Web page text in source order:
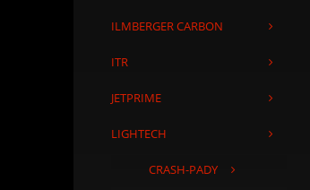
ILMBERGER CARBON
ITR
JETPRIME
LIGHTECH
CRASH-PADY